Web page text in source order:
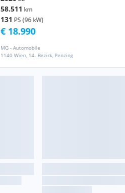
58.511 km
131 PS (96 kW)
MG - Automobile
1140 Wien, 14. Bezirk, Penzing
€ 18.990